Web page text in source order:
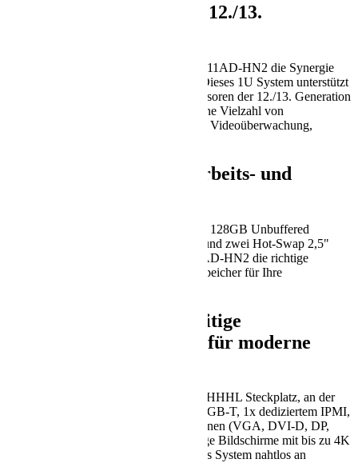
Core™ Prozessoren der 12./13.
Erleben Sie mit dem Supermicro SYS-111AD-HN2 die Synergie
aus Leistung und kompaktem Design. Dieses 1U System unterstützt
Core i9/i7/i5/i3/Pentium/Celeron Prozessoren der 12./13. Generation
und bietet eine optimale Effizienz für eine Vielzahl von
Anwendungen wie Netzwerksicherheit, Videoüberwachung,
Flexible Optionen für Arbeits- und
Mit vier DIMM Steckplätzen, die bis zu 128GB Unbuffered
ECC/non-ECC UDIMM unterstützen, und zwei Hot-Swap 2,5"
SATA3 Festplatten bietet der SYS-111AD-HN2 die richtige
Mischung aus Arbeits- und Festplattenspeicher für Ihre
Vielseitige
Anschlussmöglichkeiten für moderne
Ausgestattet mit einem PCIe Gen5 x16 HHHL Steckplatz, an der
Rückseite zugänglichem E/A mit 2x 2,5GB-T, 1x dediziertem IPMI,
4x USB3.2 und mehreren Anzeigeoptionen (VGA, DVI-D, DP,
HDMI 2.0b), die bis zu vier unabhängige Bildschirme mit bis zu 4K
Auflösung unterstützen, passt sich dieses System nahtlos an